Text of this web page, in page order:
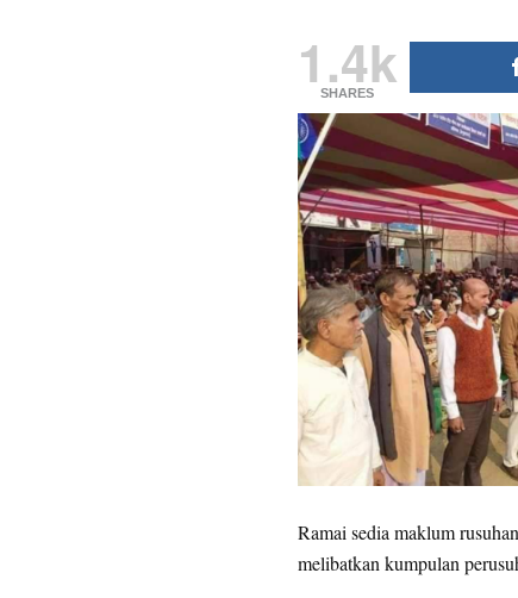
1.4k
SHARES
Ramai sedia maklum
melibatkan kumpulan